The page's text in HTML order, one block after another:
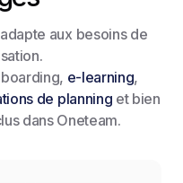
aux besoins de
e-learning,
de planning et bien
dans Oneteam.